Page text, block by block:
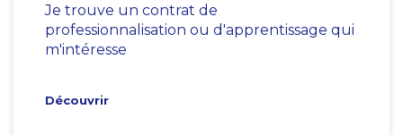
Je trouve un contrat de
professionnalisation ou d'apprentissage qui
m'intéresse
Découvrir